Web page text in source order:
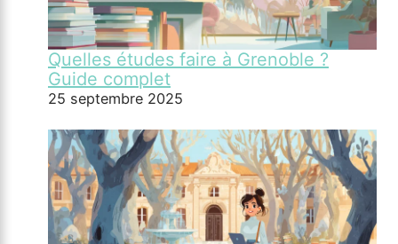
Quelles études faire à Grenoble ?
Guide complet
25 septembre 2025